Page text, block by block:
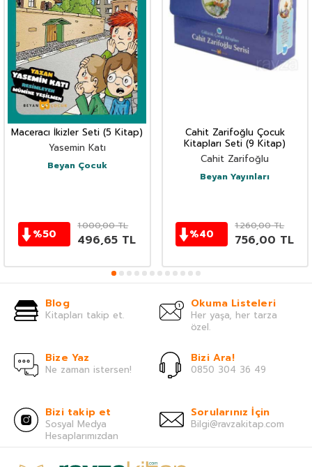
Maceracı İkizler Seti (5 Kitap)
Yasemin Katı
Beyan Çocuk
%50
1.000,00TL
496,65 TL
Cahit Zarifoğlu Çocuk
Kitapları Seti (9 Kitap)
Cahit Zarifoğlu
Beyan Yayınları
%40
1.260,00TL
756,00 TL
Blog
Kitapları takip et.
Okuma Listeleri
Her yaşa, her tarza
özel.
Bize Yaz
Ne zaman istersen!
Bizi Ara!
0850 304 36 49
Bizi takip et
Sosyal Medya
Hesaplarımızdan
Sorularınız İçin
Bilgi@ravzakitap.com